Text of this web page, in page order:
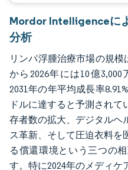
Mordor Intelligenceに
分析
リンパ浮腫治療市場の規模
から2026年には10億
2031年の年平均成長率
ドルに達すると予測され
存者数の拡大、デジタルヘ
ス革新、そして圧迫衣料を
る償還環境という三つの
す。特に2024年のメディ